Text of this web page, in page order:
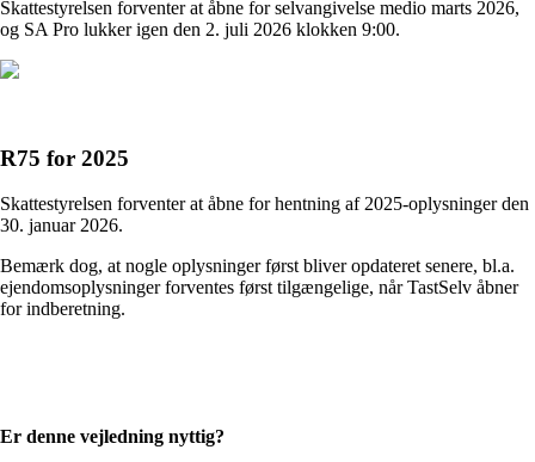
Skattestyrelsen forventer at åbne for selvangivelse medio marts 2026,
og SA Pro lukker igen den 2. juli 2026 klokken 9:00.
R75 for 2025
Skattestyrelsen forventer at åbne for hentning af 2025-oplysninger den
30. januar 2026.
Bemærk dog, at nogle oplysninger først bliver opdateret senere, bl.a.
ejendomsoplysninger forventes først tilgængelige, når TastSelv åbner
for indberetning.
Er denne vejledning nyttig?